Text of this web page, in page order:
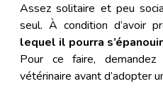
Assez solitaire et peu
seul. À condition d’avoir
lequel il pourra s’épanouir
Pour ce faire,
vétérinaire avant d’adopter